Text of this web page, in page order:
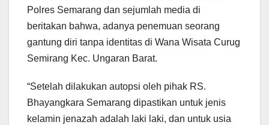
Polres Semarang dan sejumlah media di
beritakan bahwa, adanya penemuan seorang
gantung diri tanpa identitas di Wana Wisata Curug
Semirang Kec. Ungaran Barat.
“Setelah dilakukan autopsi oleh pihak RS.
Bhayangkara Semarang dipastikan untuk jenis
kelamin jenazah adalah laki laki, dan untuk usia